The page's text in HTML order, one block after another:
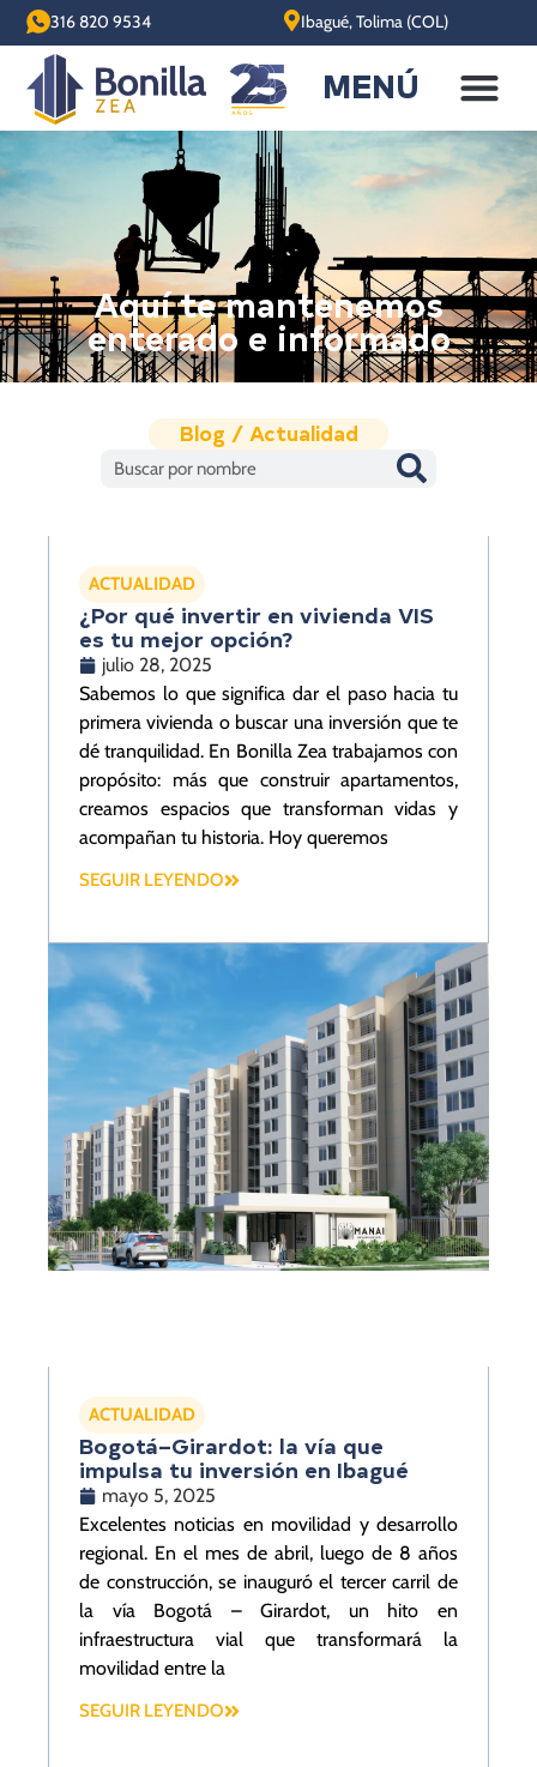
316 820 9534 Ibagué, Tolima (COL)
MENÚ
Aquí te mantenemos
enterado e informado
Blog / Actualidad
ACTUALIDAD
¿Por qué invertir en vivienda VIS
es tu mejor opción?
julio 28, 2025
Sabemos lo que significa dar el paso hacia tu
primera vivienda o buscar una inversión que te
dé tranquilidad. En Bonilla Zea trabajamos con
propósito: más que construir apartamentos,
creamos espacios que transforman vidas y
acompañan tu historia. Hoy queremos
SEGUIR LEYENDO
ACTUALIDAD
Bogotá–Girardot: la vía que
impulsa tu inversión en Ibagué
mayo 5, 2025
Excelentes noticias en movilidad y desarrollo
regional. En el mes de abril, luego de 8 años
de construcción, se inauguró el tercer carril de
la vía Bogotá – Girardot, un hito en
infraestructura vial que transformará la
movilidad entre la
SEGUIR LEYENDO